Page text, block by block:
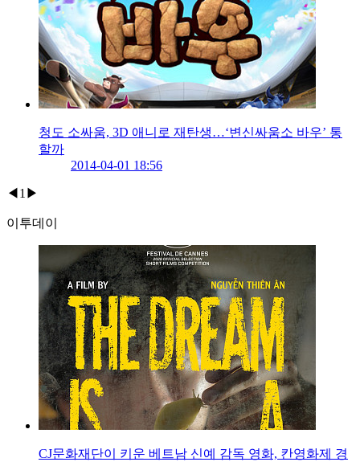
청도 소싸움, 3D 애니로 재탄생…‘변신싸움소 바우’ 통
할까
2014-04-01 18:56
◀ 1 ▶
이투데이
CJ문화재단이 키운 베트남 신예 감독 영화, 칸영화제 경